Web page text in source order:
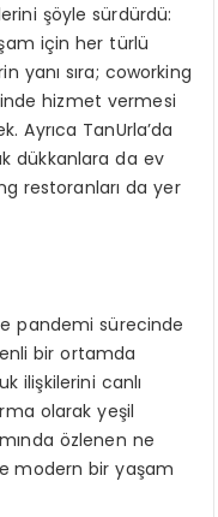
şöyle sürdürdü:
için her türlü
yanı sıra; coworking
hizmet vermesi
Ayrıca TanUrla’da
dükkanlara da ev
restoranları da yer
pandemi sürecinde
bir ortamda
ilişkilerini canlı
olarak yeşil
özlenen ne
modern bir yaşam